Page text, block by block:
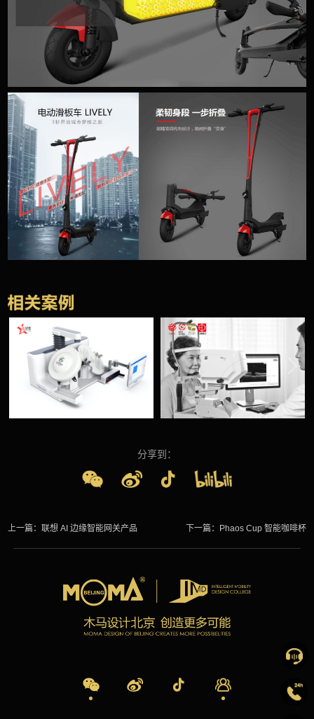
分享到：
上一篇：联想 AI 边缘智能网关产品 下一篇： Phaos Cup 智能咖啡杯